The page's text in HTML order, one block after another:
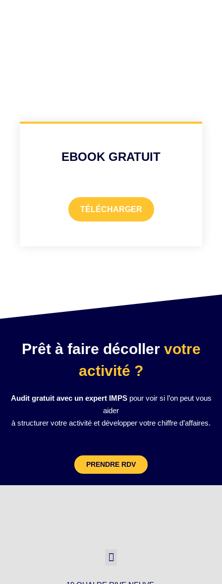
EBOOK GRATUIT
TÉLÉCHARGER
Prêt à faire décoller votre
activité ?
Audit gratuit avec un expert IMPSpour voir si l’on peut vous
aider
à structurer votre activité et développer votre chiffre d’affaires.
PRENDRE RDV